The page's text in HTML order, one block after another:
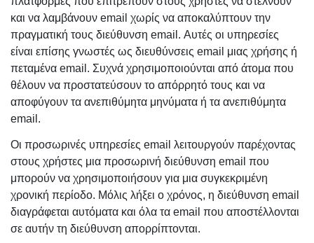
και να λαμβάνουν email χωρίς να αποκαλύπτουν την
πραγματική τους διεύθυνση email. Αυτές οι υπηρεσίες
είναι επίσης γνωστές ως διευθύνσεις email μιας χρήσης ή
πεταμένα email. Συχνά χρησιμοποιούνται από άτομα που
θέλουν να προστατεύσουν το απόρρητό τους και να
αποφύγουν τα ανεπιθύμητα μηνύματα ή τα ανεπιθύμητα
email.
Οι προσωρινές υπηρεσίες email λειτουργούν παρέχοντας
στους χρήστες μια προσωρινή διεύθυνση email που
μπορούν να χρησιμοποιήσουν για μια συγκεκριμένη
χρονική περίοδο. Μόλις λήξει ο χρόνος, η διεύθυνση email
διαγράφεται αυτόματα και όλα τα email που αποστέλλονται
σε αυτήν τη διεύθυνση απορρίπτονται.